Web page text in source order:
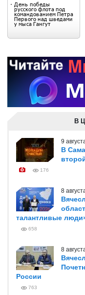
В
9
В
176
8
талантливые
658
8
России
763